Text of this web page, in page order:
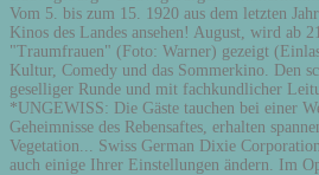
Vom 5. bis zum 15. 1920 aus dem letzten
Kinos des Landes ansehen! August, wird ab
"Traumfrauen" (Foto: Warner) gezeigt
Kultur, Comedy und das Sommerkino. Den
geselliger Runde und mit fachkundlicher
*UNGEWISS: Die Gäste tauchen bei einer
Geheimnisse des Rebensaftes, erhalten
Vegetation... Swiss German Dixie
auch einige Ihrer Einstellungen ändern. Im